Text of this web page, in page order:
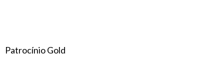
Patrocínio Gold